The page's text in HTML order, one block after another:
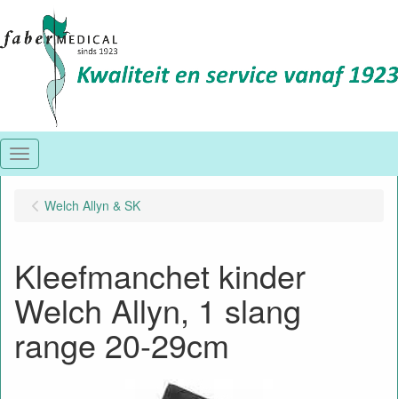
Menu
Welch Allyn & SK
Kleefmanchet kinder
Welch Allyn, 1 slang
range 20-29cm